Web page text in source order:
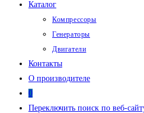
Каталог
Компрессоры
Генераторы
Двигатели
Контакты
О производителе
0
Переключить поиск по веб-